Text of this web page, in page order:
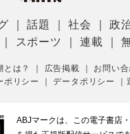
｜話題 ｜社会 ｜政
スポーツ ｜連載 ｜
とは？ ｜ 広告掲載 ｜ お問い
ポリシー
｜データポリシー ｜
ABJマークは、この電子書店